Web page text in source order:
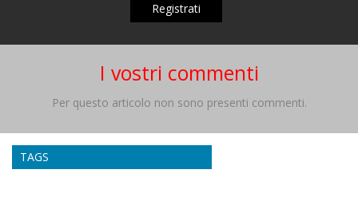
Registrati
I vostri commenti
Per questo articolo non sono presenti commenti.
TAGS